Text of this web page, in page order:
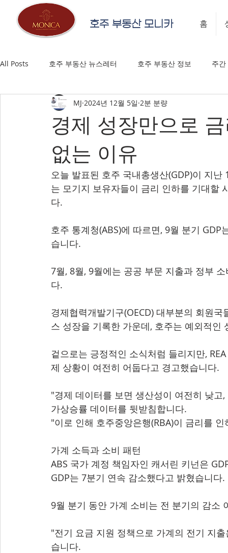
호주 부동산 모니카 홈
All Posts 호주 부동산 뉴스레터 호주 부동산 정보 주
경제 성장만으로
없는 이유
MJ 2024년 12월 5일 2분 분량
오늘 발표된 호주 국내총생산(GDP)이 지
는 모기지 보유자들이 금리 인하를 기대할
다.
호주 통계청(ABS)에 따르면, 9월 분기
습니다.
7월, 8월, 9월에는 공공 부문 지출과 정부
다.
경제협력개발기구(OECD) 대부분의 회원
스 성장을 기록한 가운데, 호주는 예외적인
겉으로는 긍정적인 소식처럼 들리지만,
제 상황이 여전히 어둡다고 경고했습니다.
"경제 데이터를 보면 생산성이 여전히 낮
가상승률 데이터를 뒷받침합니다.
"이로 인해 호주중앙은행(RBA)이 금리를
가계 소득과 소비 패턴
ABS 국가 계정 책임자인 캐서린 키넌은
GDP는 7분기 연속 감소했다고 밝혔습니다.
9월 분기 동안 가계 소비는 전 분기의 감소
"전기 요금 지원 정책으로 가계의 전기 지
습니다.